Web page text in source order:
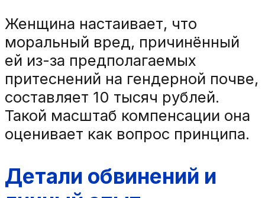
Женщина настаивает, что
моральный вред, причинённый
ей из-за предполагаемых
притеснений на гендерной почве,
составляет 10 тысяч рублей.
Такой масштаб компенсации она
оценивает как вопрос принципа.
Детали обвинений и